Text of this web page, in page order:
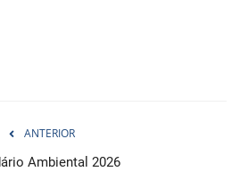
ANTERIOR
Ambiental 2026